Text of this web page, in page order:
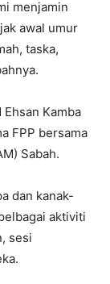
menjamin
awal umur
taska,
Kamba
FPP bersama
Sabah.
dan kanak-
aktiviti
sesi